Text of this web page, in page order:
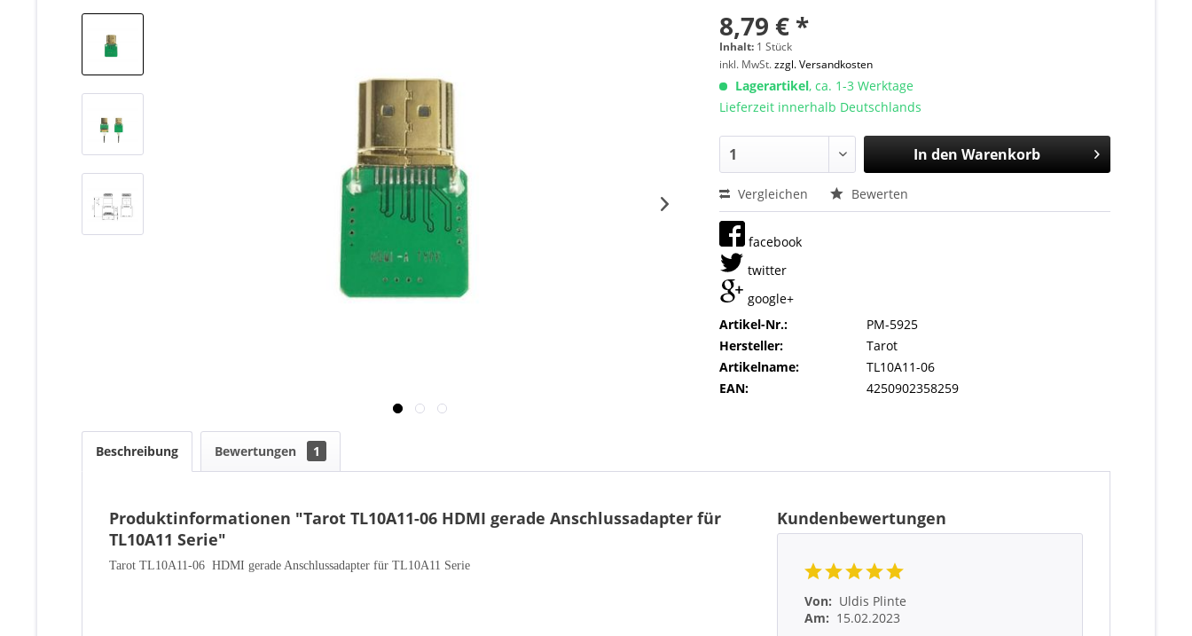
8,79 € *
Inhalt: 1 Stück
inkl. MwSt.zzgl. Versandkosten
Lagerartikel, ca. 1-3 Werktage
Lieferzeit innerhalb Deutschlands
In den Warenkorb
Vergleichen Bewerten
facebook
twitter
google+
Artikel-Nr.:
PM-5925
Hersteller:
Tarot
Artikelname:
TL10A11-06
EAN:
4250902358259
Beschreibung Bewertungen 1
Produktinformationen "Tarot TL10A11-06 HDMI gerade Anschlussadapter für
TL10A11 Serie"
Tarot TL10A11-06 HDMI gerade Anschlussadapter für TL10A11 Serie
Kundenbewertungen
Von: Uldis Plinte
Am: 15.02.2023